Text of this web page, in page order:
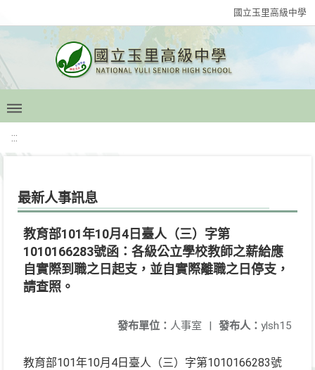
國立玉里高級中學
:::
最新人事訊息
教育部101年10月4日臺人（三）字第
1010166283號函：各級公立學校教師之薪給應
自實際到職之日起支，並自實際離職之日停支，
請查照。
發布人： ylsh15
發布單位： 人事室 |
教育部101年10月4日臺人（三）字第1010166283號